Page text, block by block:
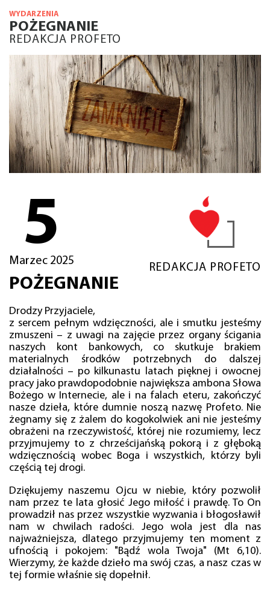
WYDARZENIA
POŻEGNANIE
REDAKCJA PROFETO
5
Marzec 2025
REDAKCJA PROFETO
POŻEGNANIE
Drodzy Przyjaciele,
z sercem pełnym wdzięczności, ale i smutku jesteśmy
zmuszeni – z uwagi na zajęcie przez organy ścigania
naszych kont bankowych, co skutkuje brakiem
materialnych środków potrzebnych do dalszej
działalności – po kilkunastu latach pięknej i owocnej
pracy jako prawdopodobnie największa ambona Słowa
Bożego w Internecie, ale i na falach eteru, zakończyć
nasze dzieła, które dumnie noszą nazwę Profeto. Nie
żegnamy się z żalem do kogokolwiek ani nie jesteśmy
obrażeni na rzeczywistość, której nie rozumiemy, lecz
przyjmujemy to z chrześcijańską pokorą i z głęboką
wdzięcznością wobec Boga i wszystkich, którzy byli
częścią tej drogi.
Dziękujemy naszemu Ojcu w niebie, który pozwolił
nam przez te lata głosić Jego miłość i prawdę. To On
prowadził nas przez wszystkie wyzwania i błogosławił
nam w chwilach radości. Jego wola jest dla nas
najważniejsza, dlatego przyjmujemy ten moment z
ufnością i pokojem: "Bądź wola Twoja" (Mt 6,10).
Wierzymy, że każde dzieło ma swój czas, a nasz czas w
tej formie właśnie się dopełnił.